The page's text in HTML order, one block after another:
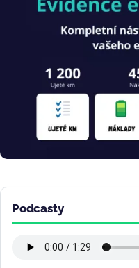
Podcasty